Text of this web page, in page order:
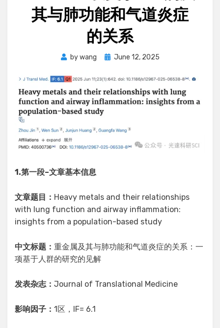
其与肺功能和气道炎症
的关系
bywang
Posted
June 12, 2025
1.第一段–文章基本信息
文章题目： Heavy metals and their relationships
with lung function and airway inflammation:
insights from a population-based study
中文标题： 重金属及其与肺功能和气道炎症的关系：一
项基于人群的研究的见解
发表杂志： Journal of Translational Medicine
影响因子： 1区，IF= 6.1